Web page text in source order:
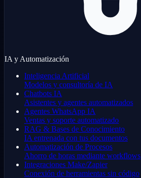
IA y Automatización
Inteligencia Artificial
Modelos y consultoría de IA
Chatbots IA
Asistentes y agentes automatizados
Agentes WhatsApp IA
Ventas y soporte automatizado
RAG & Bases de Conocimiento
IA entrenada con tus documentos
Automatización de Procesos
Ahorro de horas mediante workflows
Integraciones Make/Zapier
Conexión de herramientas sin código